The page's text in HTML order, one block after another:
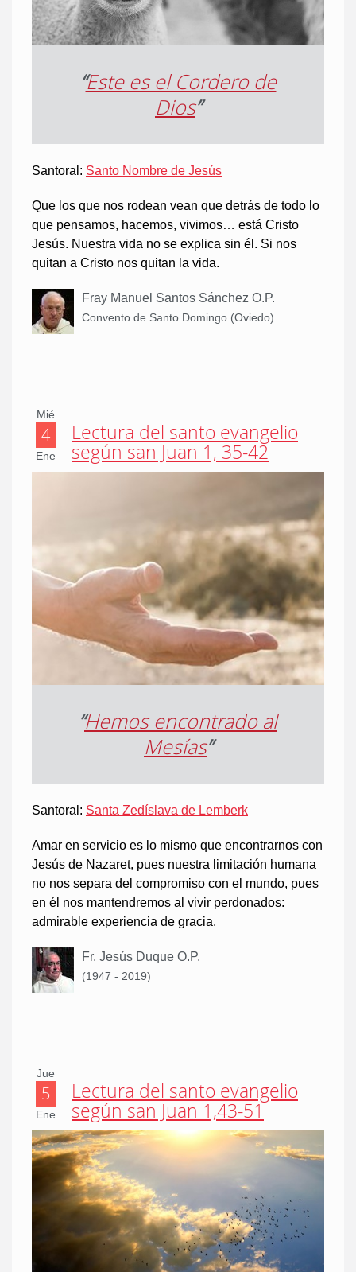
“Este es el Cordero de
Dios”
Santoral: Santo Nombre de Jesús
Que los que nos rodean vean que detrás de todo lo
que pensamos, hacemos, vivimos… está Cristo
Jesús. Nuestra vida no se explica sin él. Si nos
quitan a Cristo nos quitan la vida.
Fray Manuel Santos Sánchez O.P.
Convento de Santo Domingo (Oviedo)
Mié
4
Ene
Lectura del santo evangelio
según san Juan 1, 35-42
“Hemos encontrado al
Mesías”
Santoral: Santa Zedíslava de Lemberk
Amar en servicio es lo mismo que encontrarnos con
Jesús de Nazaret, pues nuestra limitación humana
no nos separa del compromiso con el mundo, pues
en él nos mantendremos al vivir perdonados:
admirable experiencia de gracia.
Fr. Jesús Duque O.P.
(1947 - 2019)
Jue
5
Ene
Lectura del santo evangelio
según san Juan 1,43-51